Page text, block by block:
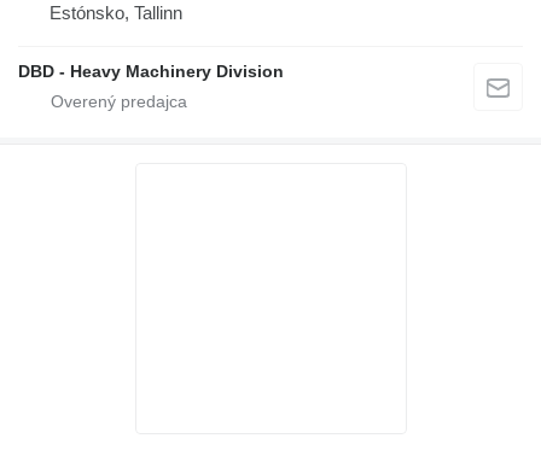
Estónsko, Tallinn
DBD - Heavy Machinery Division